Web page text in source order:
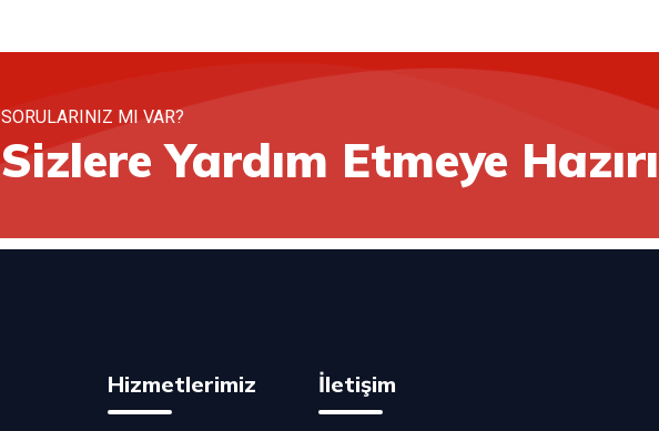
SORULARINIZ MI VAR?
Sizlere Yardım Etmeye
Hizmetlerimiz İletişim